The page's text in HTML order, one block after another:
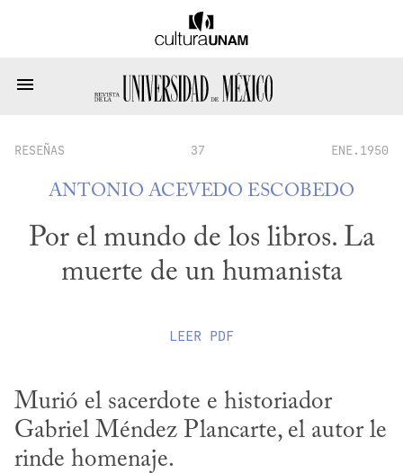
RESEÑAS 37 ENE.1950
ANTONIO ACEVEDO ESCOBEDO
Por el mundo de los libros. La
muerte de un humanista
LEER PDF
Murió el sacerdote e historiador
Gabriel Méndez Plancarte, el autor le
rinde homenaje.